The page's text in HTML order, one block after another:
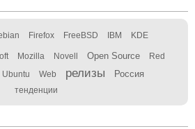
Firefox FreeBSD IBM KDE
Mozilla Novell Open Source Red
Ubuntu Web релизы Россия
тенденции